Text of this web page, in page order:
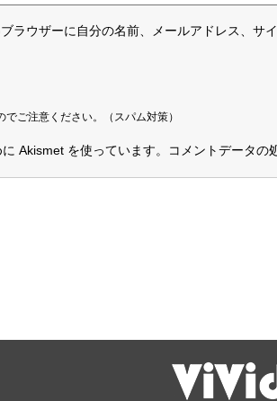
ラウザーに自分の名前、メールアドレス、サイ
ご注意ください。（スパム対策）
Akismet を使っています。 コメントデータの